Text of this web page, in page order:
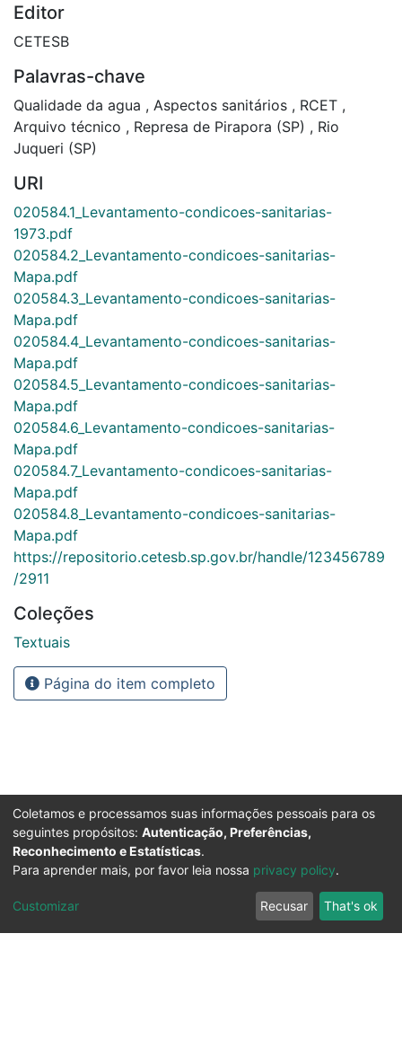
Editor
CETESB
Palavras-chave
Qualidade da agua , Aspectos sanitários , RCET ,
Arquivo técnico , Represa de Pirapora (SP) , Rio
Juqueri (SP)
URI
020584.1_Levantamento-condicoes-sanitarias-
1973.pdf
020584.2_Levantamento-condicoes-sanitarias-
Mapa.pdf
020584.3_Levantamento-condicoes-sanitarias-
Mapa.pdf
020584.4_Levantamento-condicoes-sanitarias-
Mapa.pdf
020584.5_Levantamento-condicoes-sanitarias-
Mapa.pdf
020584.6_Levantamento-condicoes-sanitarias-
Mapa.pdf
020584.7_Levantamento-condicoes-sanitarias-
Mapa.pdf
020584.8_Levantamento-condicoes-sanitarias-
Mapa.pdf
https://repositorio.cetesb.sp.gov.br/handle/123456789
/2911
Coleções
Textuais
Página do item completo
Coletamos e processamos suas informações pessoais para os
seguintes propósitos: Autenticação, Preferências,
Reconhecimento e Estatísticas.
Para aprender mais, por favor leia nossa privacy policy.
Customizar Recusar That's ok